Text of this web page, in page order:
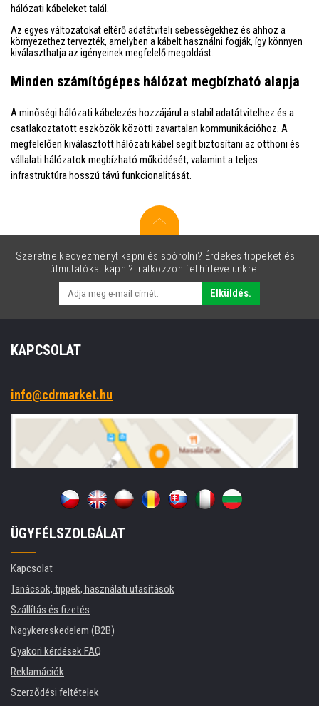
hálózati kábeleket talál.
Az egyes változatokat eltérő adatátviteli sebességekhez és ahhoz a
környezethez tervezték, amelyben a kábelt használni fogják, így könnyen
kiválaszthatja az igényeinek megfelelő megoldást.
Minden számítógépes hálózat megbízható alapja
A minőségi hálózati kábelezés hozzájárul a stabil adatátvitelhez és a
csatlakoztatott eszközök közötti zavartalan kommunikációhoz. A
megfelelően kiválasztott hálózati kábel segít biztosítani az otthoni és
vállalati hálózatok megbízható működését, valamint a teljes
infrastruktúra hosszú távú funkcionalitását.
Szeretne kedvezményt kapni és spórolni? Érdekes tippeket és
útmutatókat kapni? Iratkozzon fel hírlevelünkre.
Elküldés.
KAPCSOLAT
info@cdrmarket.hu
ÜGYFÉLSZOLGÁLAT
Kapcsolat
Tanácsok, tippek, használati utasítások
Szállítás és fizetés
Nagykereskedelem (B2B)
Gyakori kérdések FAQ
Reklamációk
Szerződési feltételek